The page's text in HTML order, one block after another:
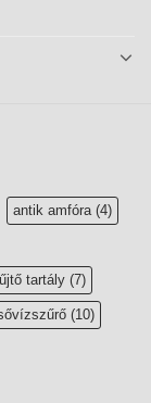
antik amfóra(4)
tartály (7)
(10)